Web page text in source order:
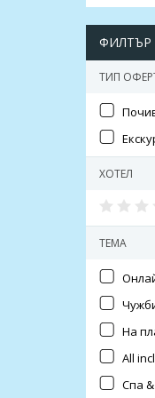
ФИЛТЪР
ТИП
ХОТЕЛ
ТЕМА
На
All
Спа